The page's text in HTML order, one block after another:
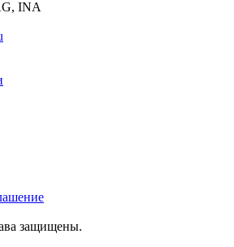
защищены.